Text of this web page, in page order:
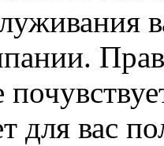
для вас